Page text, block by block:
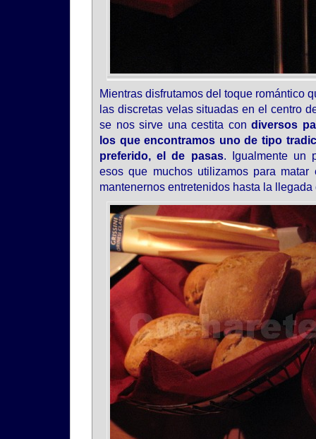
Mientras disfrutamos del toque romántico
las discretas velas situadas en el centro
se nos sirve una cestita condiversos
los que encontramos uno de tipo
preferido, el de pasas. Igualmente un
esos que muchos utilizamos para
mantenernos entretenidos hasta la